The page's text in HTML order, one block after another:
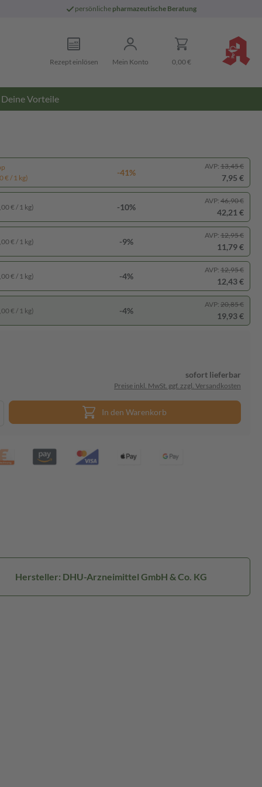
persönliche pharmazeutische Beratung
Rezept einlösen Mein Konto 0,00 €
Deine Vorteile
€ / 1 kg)
-41%
AVP: 13,45 €
7,95 €
€ / 1 kg) -10%
AVP: 46,90 €
42,21 €
€ / 1 kg) -9%
AVP: 12,95 €
11,79 €
€ / 1 kg) -4%
AVP: 12,95 €
12,43 €
€ / 1 kg) -4%
AVP: 20,85 €
19,93 €
sofort lieferbar
Preise inkl. MwSt. ggf. zzgl. Versandkosten
In den Warenkorb
Hersteller: DHU-Arzneimittel GmbH & Co. KG